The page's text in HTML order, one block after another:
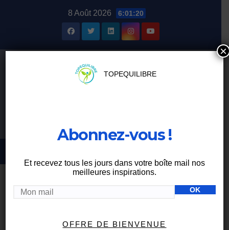
8 Août 2026 6:01:21
TOPEQUILIBRE
Abonnez-vous !
Et recevez tous les jours dans votre boîte mail nos
meilleures inspirations.
OFFRE DE BIENVENUE
×